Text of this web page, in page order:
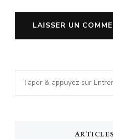
Vous
recherchiez